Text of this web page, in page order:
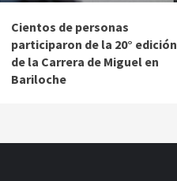
Cientos de personas
participaron de la 20° edición
de la Carrera de Miguel en
Bariloche